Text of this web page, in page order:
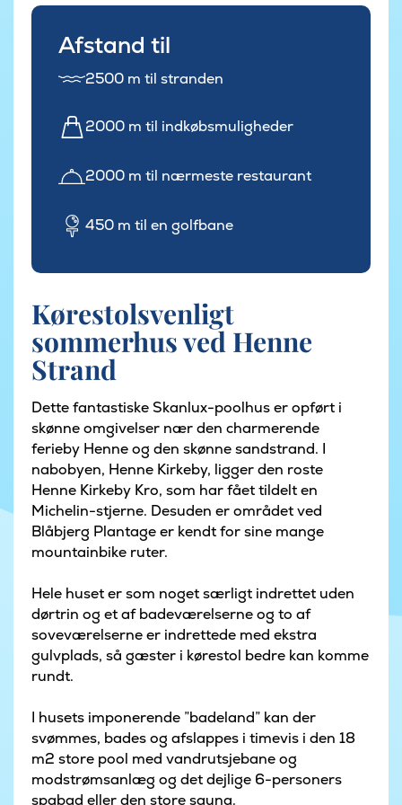
Afstand til
2500 m til stranden
2000 m til indkøbsmuligheder
2000 m til nærmeste restaurant
450 m til en golfbane
Kørestolsvenligt
sommerhus ved Henne
Strand
Dette fantastiske Skanlux-poolhus er opført i
skønne omgivelser nær den charmerende
ferieby Henne og den skønne sandstrand. I
nabobyen, Henne Kirkeby, ligger den roste
Henne Kirkeby Kro, som har fået tildelt en
Michelin-stjerne. Desuden er området ved
Blåbjerg Plantage er kendt for sine mange
mountainbike ruter.
Hele huset er som noget særligt indrettet uden
dørtrin og et af badeværelserne og to af
soveværelserne er indrettede med ekstra
gulvplads, så gæster i kørestol bedre kan komme
rundt.
I husets imponerende ”badeland” kan der
svømmes, bades og afslappes i timevis i den 18
m2 store pool med vandrutsjebane og
modstrømsanlæg og det dejlige 6-personers
spabad eller den store sauna.